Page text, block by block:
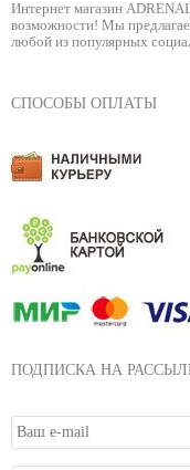
Интернет магазин
возможности! Мы
любой из популярных
СПОСОБЫ ОПЛАТЫ
ПОДПИСКА НА